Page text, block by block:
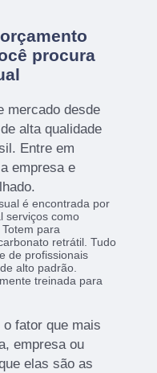
procura
mercado desde
alta qualidade
Entre em
empresa e
é encontrada por
serviços como
para
retrátil. Tudo
de profissionais
alto padrão.
treinada para
fator que mais
empresa ou
elas são as